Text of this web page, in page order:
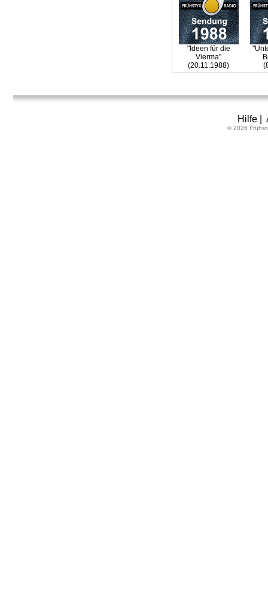
"Ideen für die
Vierma"
(20.11.1988)
Hilfe|
© 2026